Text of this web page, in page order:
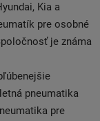
Kia a
pre osobné
je známa
pneumatika
pre